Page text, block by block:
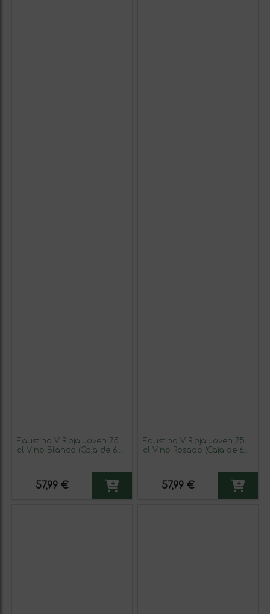
Faustino V Rioja Joven 75
cl Vino Blanco (Caja de 6
57,99 €
Faustino V Rioja Joven 75
cl Vino Rosado (Caja de 6
57,99 €